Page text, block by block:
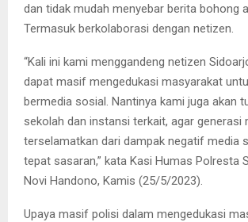
dan tidak mudah menyebar berita bohong
Termasuk berkolaborasi dengan netizen.
“Kali ini kami menggandeng netizen
dapat masif mengedukasi masyarakat
bermedia sosial. Nantinya kami juga akan
sekolah dan instansi terkait, agar generasi
terselamatkan dari dampak negatif media
tepat sasaran,” kata Kasi Humas Polresta
Novi Handono, Kamis (25/5/2023).
Upaya masif polisi dalam mengedukasi